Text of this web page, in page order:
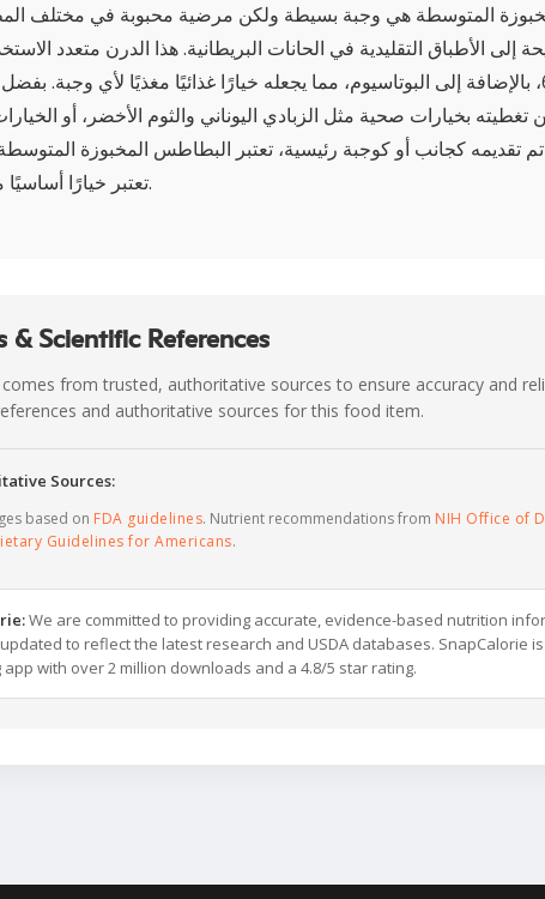
المتوسطة هي وجبة بسيطة ولكن مرضية محبوبة في مختلف
إلى الأطباق التقليدية في الحانات البريطانية. هذا الدرن متعدد
سي وفيتامين ب6، بالإضافة إلى البوتاسيوم، مما يجعله خيارًا غذائيًا مغذيًا لأي
بخيارات صحية مثل الزبادي اليوناني والثوم الأخضر، أو
تقديمه كجانب أو كوجبة رئيسية، تعتبر البطاطس المخبوزة
تعتبر خيارًا أساسيًا مشبعًا ومليئًا بالنكهة.
& Scientific References
from trusted, authoritative sources to ensure accuracy and
and authoritative sources for this food item.
Sources:
based on FDA guidelines. Nutrient recommendations from NIH Office of
Guidelines for Americans.
We are committed to providing accurate, evidence-based nutrition
to reflect the latest research and USDA databases. SnapCalorie
with over 2 million downloads and a 4.8/5 star rating.